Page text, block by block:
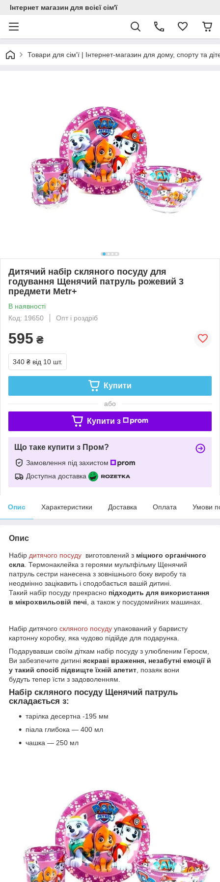
Інтернет магазин для всієї сім'ї
Товари для сім'ї | Інтернет-магазин для дому, спорту та
Дитячий набір скляного посуду для
годування Щенячий патруль рожевий 3
предмети Metr+
В наявності
Код: 19650
Опт і роздріб
595 ₴
340 ₴ від 10 шт.
Купити
або
Купити з
Що таке купити з Пром?
Замовлення під захистом
Доступна доставка
Опис Характеристики Доставка Оплата Умови
Опис
Набір дитячого посуду виготовлений з міцного органічного
скла . Термонаклейка з героями мультфільму Щенячий
патруль сестри нанесена з зовнішнього боку виробу та
неодмінно зацікавить і сподобається вашій дитині.
Такий набір посуду прекрасно підходить для використання
в мікрохвильовій печі , а також у посудомийних машинах.
Набір дитячого скляного посуду упакований у барвисту
картонну коробку, яка чудово підійде для подарунка.
Подарувавши своїм діткам набір посуду з улюбленим Героєм,
Ви забезпечите дитині яскраві враження, незабутні емоції й
у такий спосіб підвищте їхній апетит , позаяк вони
будуть тепер їсти з задоволенням.
Набір скляного посуду Щенячий патруль
складається з:
тарілка десертна -195 мм
піала глибока — 400 мл
чашка — 250 мл